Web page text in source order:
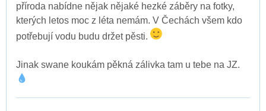
příroda nabídne nějak nějaké hezké záběry na fotky,
kterých letos moc z léta nemám. V Čechách všem kdo
potřebují vodu budu držet pěsti.
Jinak swane koukám pěkná zálivka tam u tebe na JZ.